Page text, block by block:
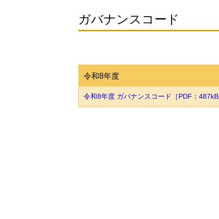
ガバナンスコード
令和8年度
令和8年度 ガバナンスコード［PDF：